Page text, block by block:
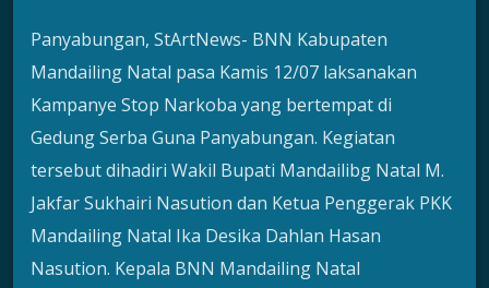
Panyabungan, StArtNews- BNN Kabupaten
Mandailing Natal pasa Kamis 12/07 laksanakan
Kampanye Stop Narkoba yang bertempat di
Gedung Serba Guna Panyabungan. Kegiatan
tersebut dihadiri Wakil Bupati Mandailibg Natal M.
Jakfar Sukhairi Nasution dan Ketua Penggerak PKK
Mandailing Natal Ika Desika Dahlan Hasan
Nasution. Kepala BNN Mandailing Natal